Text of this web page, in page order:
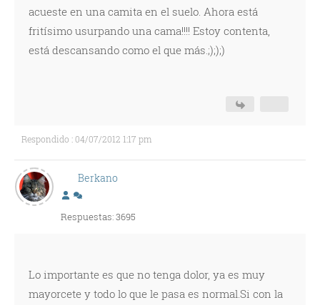
acueste en una camita en el suelo. Ahora está
fritísimo usurpando una cama!!!! Estoy contenta,
está descansando como el que más.;););)
Respondido : 04/07/2012 1:17 pm
Berkano
Respuestas: 3695
Lo importante es que no tenga dolor, ya es muy
mayorcete y todo lo que le pasa es normal.Si con la